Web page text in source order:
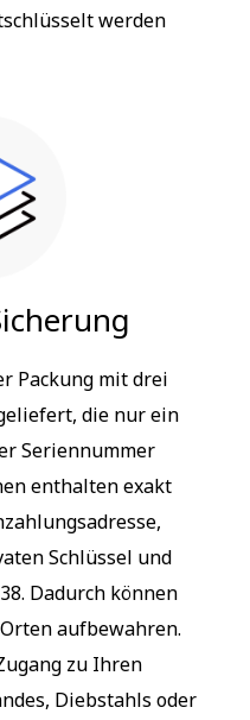
werden
Packung mit drei
die nur ein
Seriennummer
enthalten exakt
Schlüssel und
Dadurch können
aufbewahren.
zu Ihren
Diebstahls oder